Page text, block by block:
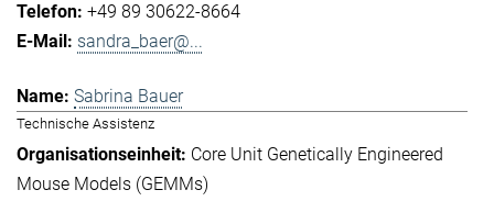
+49 89 30622-8664
sandra_baer@...
Sabrina Bauer
Technische Assistenz
Core Unit Genetically Engineered
Mouse Models (GEMMs)